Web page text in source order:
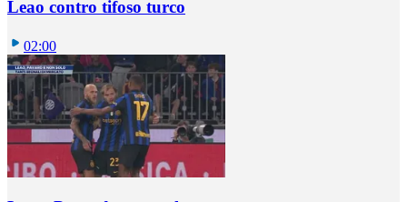
Leao contro tifoso turco
02:00